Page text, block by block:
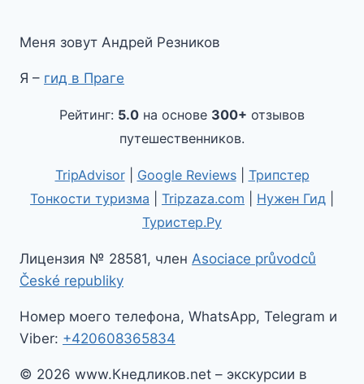
Меня зовут Андрей Резников
Я – гид в Праге
Рейтинг: 5.0 на основе 300+ отзывов
путешественников.
TripAdvisor| Google Reviews| Трипстер
Тонкости туризма
Tripzaza.com Нужен Гид
Туристер.Ру
Лицензия № 28581, член Asociace průvodců
České republiky
Номер моего телефона, WhatsApp, Telegram и
Viber: +420608365834
© 2026 www.Кнедликов.net – экскурсии в